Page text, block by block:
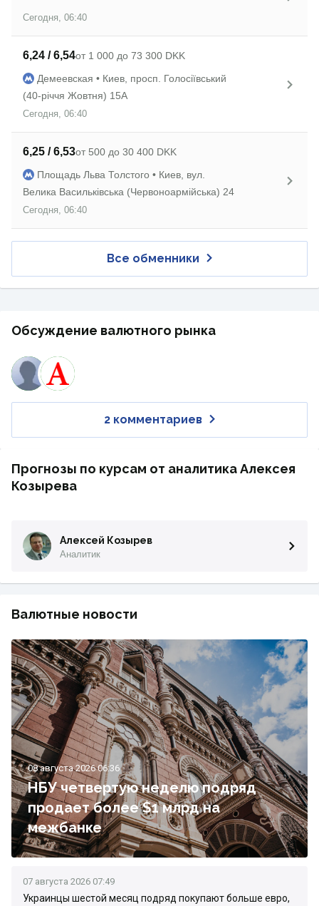
Сегодня, 06:40
6,24 / 6,54от 1 000 до 73 300 DKK
Демеевская • Киев, просп. Голосіївський
(40-річчя Жовтня) 15А
Сегодня, 06:40
6,25 / 6,53от 500 до 30 400 DKK
Площадь Льва Толстого • Киев, вул.
Велика Васильківська (Червоноармійська) 24
Сегодня, 06:40
Все обменники
Обсуждение валютного рынка
2 комментариев
Прогнозы по курсам от аналитика Алексея
Козырева
Алексей Козырев
Аналитик
Валютные новости
08 августа 2026 06:36
НБУ четвертую неделю подряд
продает более $1 млрд на
межбанке
07 августа 2026 07:49
Украинцы шестой месяц подряд покупают больше евро,